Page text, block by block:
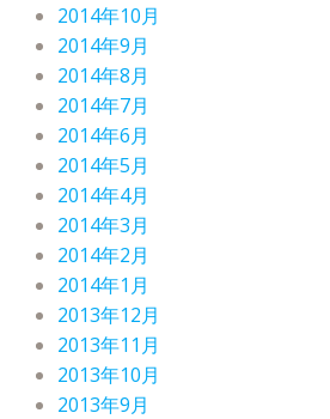
2014年10月
2014年9月
2014年8月
2014年7月
2014年6月
2014年5月
2014年4月
2014年3月
2014年2月
2014年1月
2013年12月
2013年11月
2013年10月
2013年9月